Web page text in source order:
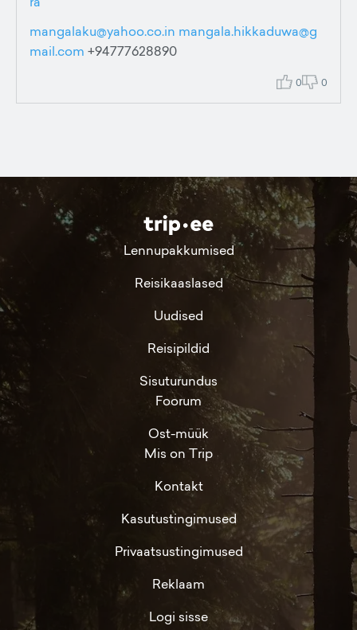
mangalaku@yahoo.co.in mangala.hikkaduwa@g
mail.com +94777628890
0 0
Lennupakkumised
Reisikaaslased
Uudised
Reisipildid
Sisuturundus
Foorum
Ost-müük
Mis on Trip
Kontakt
Kasutustingimused
Privaatsustingimused
Reklaam
Logi sisse